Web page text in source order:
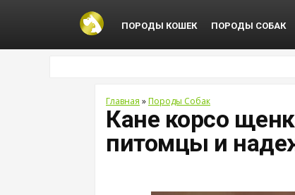
ПОРОДЫ КОШЕК ПОРОДЫ СОБАК
Главная »Породы Собак
Кане корсо
питомцы и